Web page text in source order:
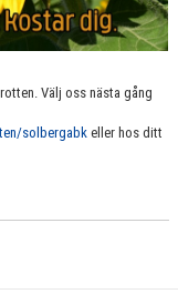
Välj oss nästa gång
solbergabkeller hos ditt